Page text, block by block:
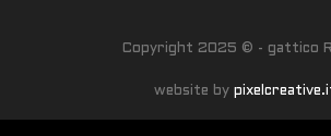
Copyright 2025 © - gattico
website by